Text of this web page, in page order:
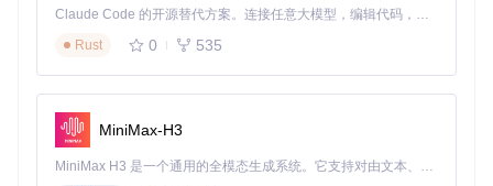
代码内的配置：如上述示例所示，通过初始化Mangum时的
参数进行配置，是管理Mangum行为的主要方式。
重要的是要注意，对于更复杂的部署场景，可能还需要配置A
WS的相关服务（如Lambda函数、API Gateway等），这些配
置通常在AWS Management Console、Serverless Framewor
k或者AWS SAM模板中完成，而非直接在Mangum项目内。
以上就是关于Mangum项目的基本结构、启动逻辑和配置方式
Claude Code 的开源替代方案。连接任意大模型，编辑代码，运行命令，自动验证 — 全自动执行。用 Rust 构建，极致性能。 ｜ An open-source alternative to Claude Code. Connect any LLM, edit code, run commands, and verify changes — autonomously. Built in Rust for speed. Get Started
Rust
0 535
MiniMax-H3
MiniMax H3 是一个通用的全模态生成系统。它支持对由文本、图像、视频和音频组成的多模态上下文进行统一理解，并能生成分辨率高达 2K、时长可达 15 秒的带原生立体声音频的视频。得益于面向任务泛化的系统设计，H3 在预训练阶段就已具备广泛的多模态上下文理解与生成能力，能够出色地执行复杂的多模态指令。